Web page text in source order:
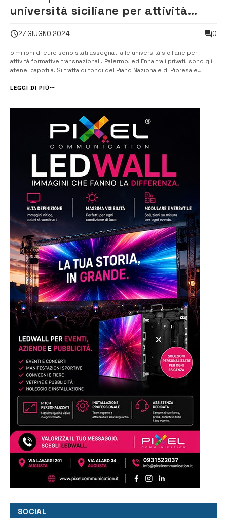
università siciliane per attività
27 GIUGNO 2024 0
5 milioni di euro sono stati assegnati alle università siciliane per
attività formative transnazionali. Palermo, ed Enna tra i privati, sono gli
atenei capofila. Si tratta di fondi del Piano Nazionale di Ripresa e
attività formative transnazionali, da svolgersi in collabo...
LEGGI DI PIÙ
SOCIAL